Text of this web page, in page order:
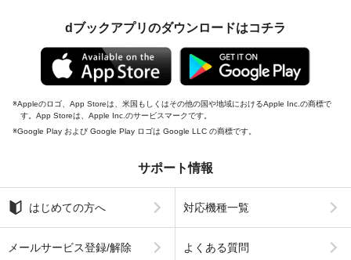
dブックアプリのダウンロードはコチラ
Appleのロゴ、App Storeは、米国もしくはその他の国や地域におけるApple Inc.の商標で
す。App Storeは、Apple Inc.のサービスマークです。
Google Play および Google Play ロゴは Google LLC の商標です。
サポート情報
はじめての方へ 対応機種一覧
メールサービス登録/解除 よくある質問